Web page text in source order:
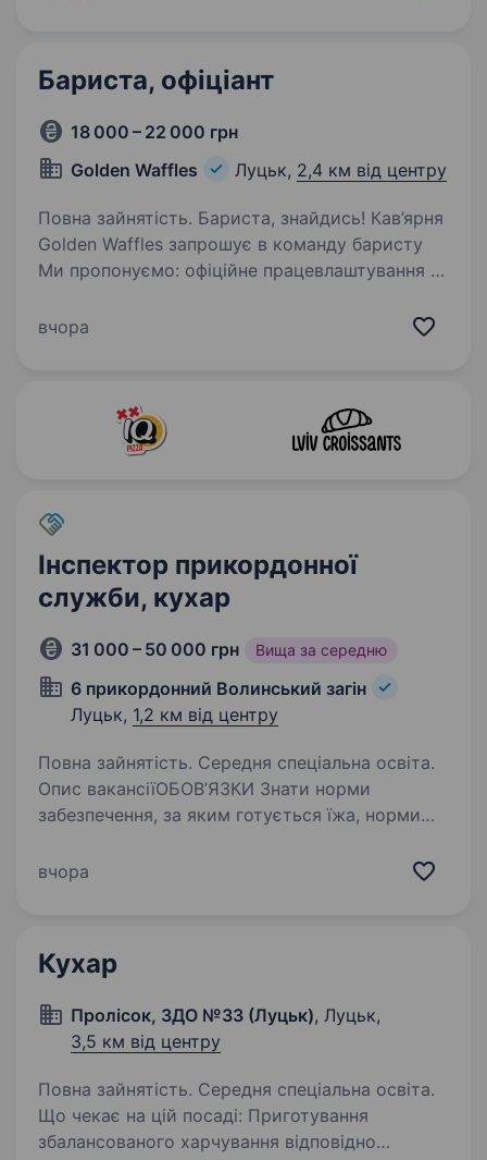
Бариста, офіціант
18 000 – 22 000 грн
Golden Waffles
Луцьк, 2,4 км від центру
Повна зайнятість. Бариста, знайдись! Кав’ярня
Golden Waffles запрошує в команду баристу
Ми пропонуємо: офіційне працевлаштування з/
по 21:00 Наші побажання: досвід роботи
вчора
Інспектор прикордонної
служби, кухар
31 000 – 50 000 грн Вища за середню
6 прикордонний Волинський загін
Луцьк, 1,2 км від центру
Повна зайнятість. Середня спеціальна освіта.
Опис вакансіїОБОВ’ЯЗКИ Знати норми
забезпечення, за яким готується їжа, норми
готових страв, м’ясних та рибних порцій;
вчора
Кухар
Пролісок, ЗДО №33 (Луцьк), Луцьк,
3,5 км від центру
Повна зайнятість. Середня спеціальна освіта.
Що чекає на цій посаді: Приготування
збалансованого харчування відповідно